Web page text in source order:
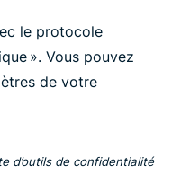
le protocole
». Vous pouvez
de votre
d’outils de confidentialité